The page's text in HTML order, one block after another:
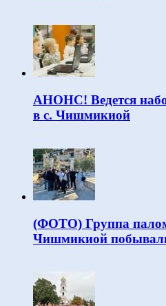
АНОНС! Ведется
в с. Чишмикиой
(ФОТО) Группа
Чишмикиой